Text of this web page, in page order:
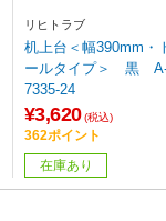
リヒトラブ
机上台＜幅390mm・
ールタイプ＞ 黒
7335-24
¥3,620 (税込)
362ポイント
在庫あり